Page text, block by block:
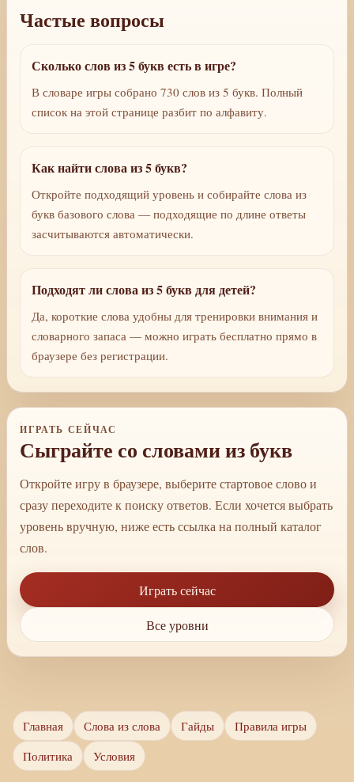
Частые вопросы
Сколько слов из 5 букв есть в игре?
В словаре игры собрано 730 слов из 5 букв. Полный
список на этой странице разбит по алфавиту.
Как найти слова из 5 букв?
Откройте подходящий уровень и собирайте слова из
букв базового слова — подходящие по длине ответы
засчитываются автоматически.
Подходят ли слова из 5 букв для детей?
Да, короткие слова удобны для тренировки внимания и
словарного запаса — можно играть бесплатно прямо в
браузере без регистрации.
ИГРАТЬ СЕЙЧАС
Сыграйте со словами из букв
Откройте игру в браузере, выберите стартовое слово и
сразу переходите к поиску ответов. Если хочется выбрать
уровень вручную, ниже есть ссылка на полный каталог
слов.
Играть сейчас
Все уровни
Главная Слова из слова Гайды
Правила игры
Политика
Условия